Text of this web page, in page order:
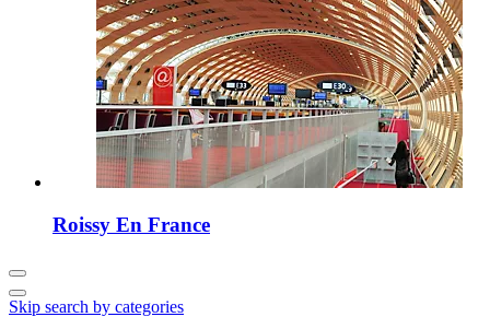
Roissy En France
Skip search by categories